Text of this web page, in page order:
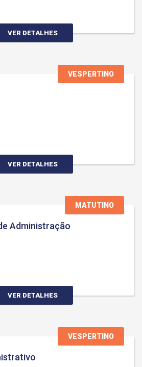
VER DETALHES
VESPERTINO
VER DETALHES
MATUTINO
Administração
VER DETALHES
VESPERTINO